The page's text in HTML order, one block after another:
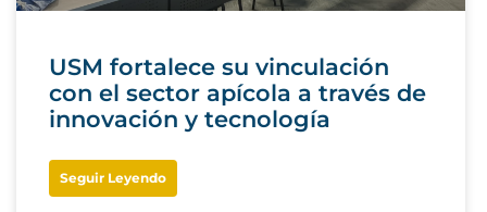
USM fortalece su vinculación
con el sector apícola a través de
innovación y tecnología
Seguir Leyendo